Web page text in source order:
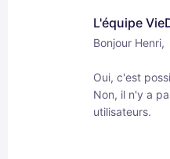
L'équipe
Bonjour Henri,
Oui, c'est
Non, il n'y a
utilisateurs.